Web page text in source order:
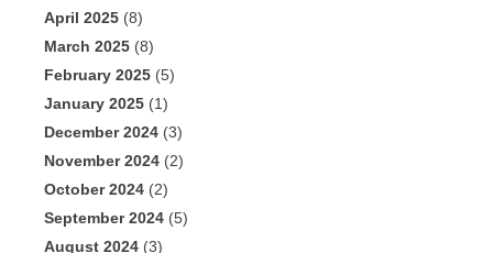
April 2025 (8)
March 2025 (8)
February 2025 (5)
January 2025 (1)
December 2024 (3)
November 2024 (2)
October 2024 (2)
September 2024 (5)
August 2024 (3)